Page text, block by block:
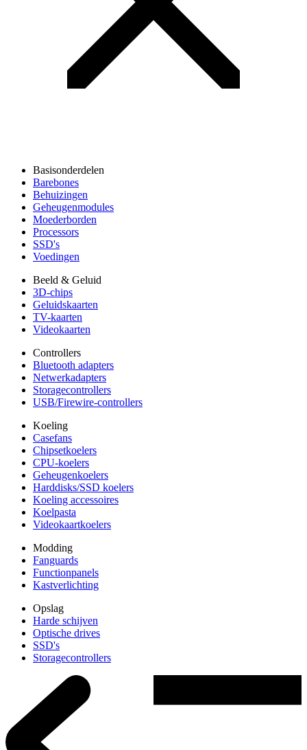
Basisonderdelen
Barebones
Behuizingen
Geheugenmodules
Moederborden
Processors
SSD's
Voedingen
Beeld & Geluid
3D-chips
Geluidskaarten
TV-kaarten
Videokaarten
Controllers
Bluetooth adapters
Netwerkadapters
Storagecontrollers
USB/Firewire-controllers
Koeling
Casefans
Chipsetkoelers
CPU-koelers
Geheugenkoelers
Harddisks/SSD koelers
Koeling accessoires
Koelpasta
Videokaartkoelers
Modding
Fanguards
Functionpanels
Kastverlichting
Opslag
Harde schijven
Optische drives
SSD's
Storagecontrollers